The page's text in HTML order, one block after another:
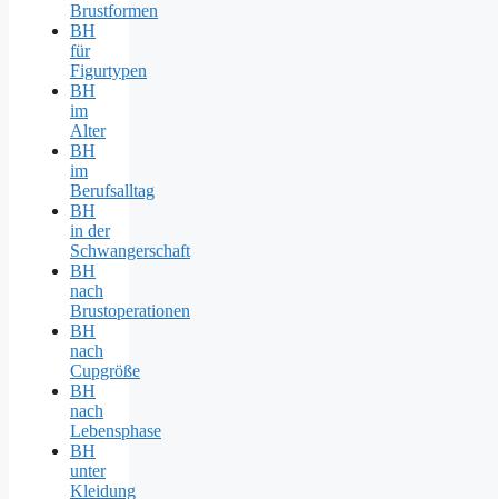
Brustformen
BH
für
Figurtypen
BH
im
Alter
BH
im
Berufsalltag
BH
in der
Schwangerschaft
BH
nach
Brustoperationen
BH
nach
Cupgröße
BH
nach
Lebensphase
BH
unter
Kleidung